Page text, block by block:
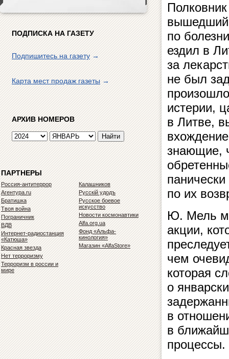
ПОДПИСКА НА ГАЗЕТУ
Подпишитесь на газету→
Карта мест продаж газеты→
АРХИВ НОМЕРОВ
ПАРТНЕРЫ
Россия-антитеррор
Агентура.ru
Братишка
Твоя война
Пограничник
ВДВ
Интернет-радиостанция
«Катюша»
Красная звезда
Нет терроризму
Терроризм в россии и
мире
Калашников
Русскiй удодъ
Русское боевое
искусство
Новости космонавтики
Alfa.org.ua
Фонд «Альфа-
кинология»
Магазин «AlfaStore»
вышедший
по
ездил в
за
не был
истерии,
в Литве,
знающие,
по их
Ю. Мель
акции,
чем
которая
о
в
в
процессы.